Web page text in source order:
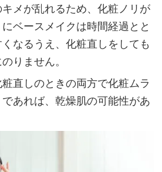
メが乱れるため、化粧ノリが
ベースメイクは時間経過とと
なるうえ、化粧直しをしても
りません。
直しのときの両方で化粧ムラ
あれば、乾燥肌の可能性があ